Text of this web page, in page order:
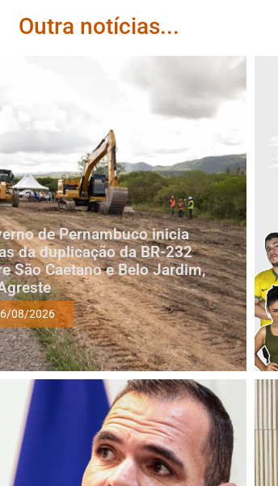
Outra notícias...
de Pernambuco inicia
da duplicação da BR-232
São Caetano e Belo Jardim,
08/2026